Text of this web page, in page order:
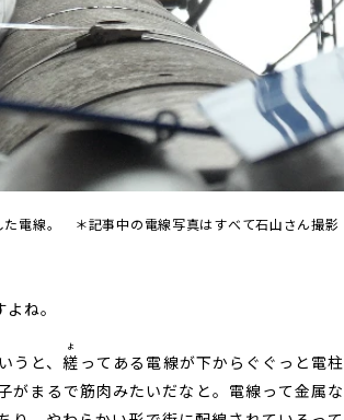
電線。 ＊記事中の電線写真はすべて石山さん撮影
ね。
と、 縒
よ
ってある電線が下からぐぐっと電柱
がまるで筋肉みたいだなと。電線って金属な